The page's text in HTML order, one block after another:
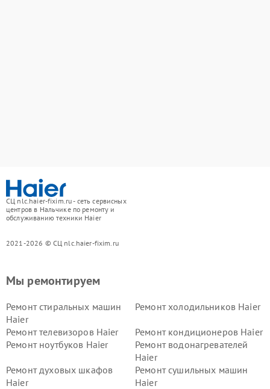
СЦ nlc.haier-fixim.ru - сеть сервисных
центров в Нальчике по ремонту и
обслуживанию техники Haier
2021-2026 © СЦ nlc.haier-fixim.ru
Мы ремонтируем
Ремонт стиральных машин
Haier
Ремонт холодильников Haier
Ремонт телевизоров Haier
Ремонт кондиционеров Haier
Ремонт ноутбуков Haier
Ремонт водонагревателей
Haier
Ремонт духовых шкафов
Haier
Ремонт сушильных машин
Haier